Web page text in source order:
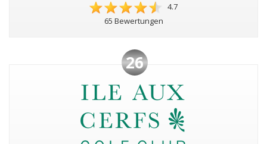
4.7
65 Bewertungen
26